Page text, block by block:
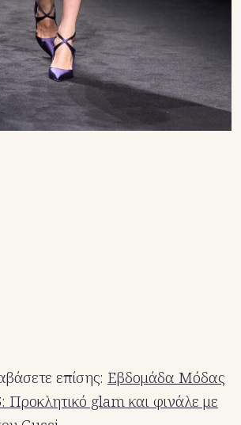
επίσης: Εβδομάδα Μόδας
glam και φινάλε με